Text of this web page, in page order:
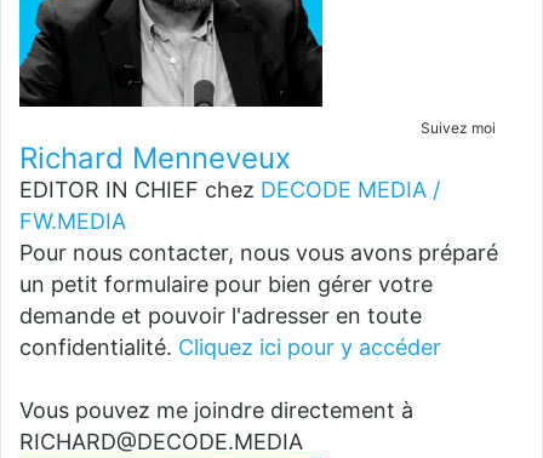
Suivez moi
Richard Menneveux
EDITOR IN CHIEF chez DECODE MEDIA /
FW.MEDIA
Pour nous contacter, nous vous avons préparé
un petit formulaire pour bien gérer votre
demande et pouvoir l'adresser en toute
confidentialité. Cliquez ici pour y accéder
Vous pouvez me joindre directement à
RICHARD@DECODE.MEDIA